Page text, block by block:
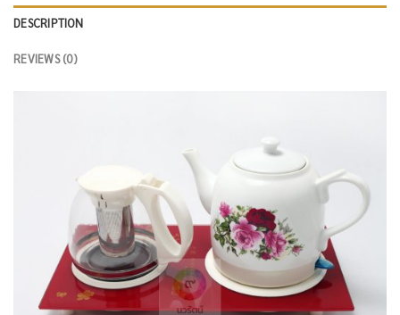
DESCRIPTION
REVIEWS (0)